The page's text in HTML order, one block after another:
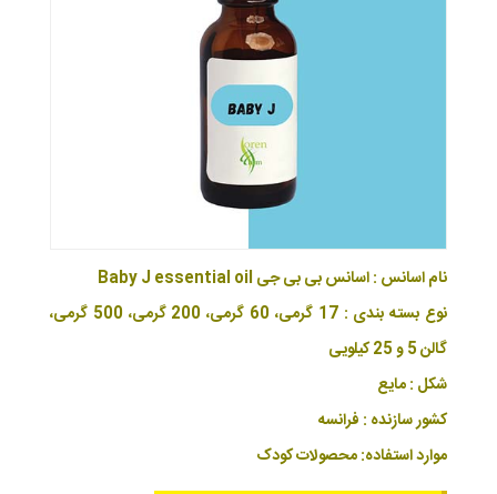
نام اسانس : اسانس بی بی جی Baby J essential oil
نوع بسته بندی : 17 گرمی، 60 گرمی، 200 گرمی، 500 گرمی،
گالن 5 و 25 کیلویی
شکل : مایع
کشور سازنده : فرانسه
موارد استفاده: محصولات کودک